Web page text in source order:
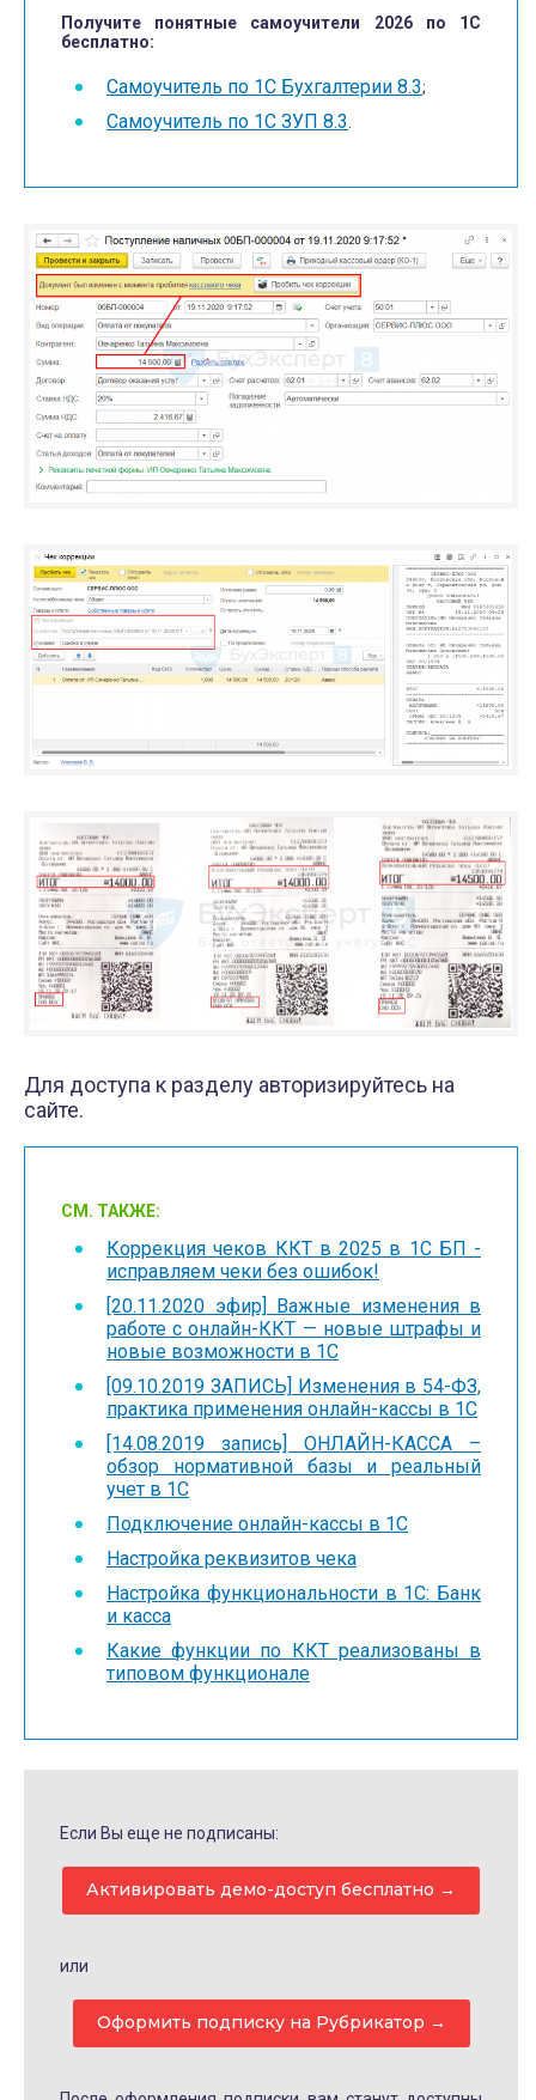
Получите понятные самоучители 2026 по 1С
бесплатно:
Самоучитель по 1С Бухгалтерии 8.3;
Самоучитель по 1С ЗУП 8.3.
Для доступа к разделу авторизируйтесь на
сайте.
СМ. ТАКЖЕ:
Коррекция чеков ККТ в 2025 в 1С БП -
исправляем чеки без ошибок!
[20.11.2020 эфир] Важные изменения в
работе с онлайн-ККТ — новые штрафы и
новые возможности в 1С
[09.10.2019 ЗАПИСЬ] Изменения в 54-ФЗ,
практика применения онлайн-кассы в 1С
[14.08.2019 запись] ОНЛАЙН-КАССА –
обзор нормативной базы и реальный
учет в 1С
Подключение онлайн-кассы в 1С
Настройка реквизитов чека
Настройка функциональности в 1С: Банк
и касса
Какие функции по ККТ реализованы в
типовом функционале
Если Вы еще не подписаны:
Активировать демо-доступ бесплатно →
или
Оформить подписку на Рубрикатор →